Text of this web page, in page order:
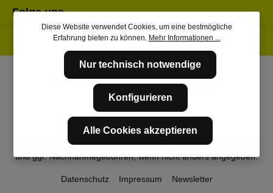
Folge uns
* Alle Preise inkl. gesetzl. Mehrwertsteuer zzgl.Versandkosten
und ggf. Nachnahmegebühren, wenn nicht anders angegeben.
Datenschutz Impressum Newsletter
Diese Website verwendet Cookies, um eine bestmögliche
Erfahrung bieten zu können. Mehr Informationen ...
Nur technisch notwendige
Konfigurieren
Alle Cookies akzeptieren